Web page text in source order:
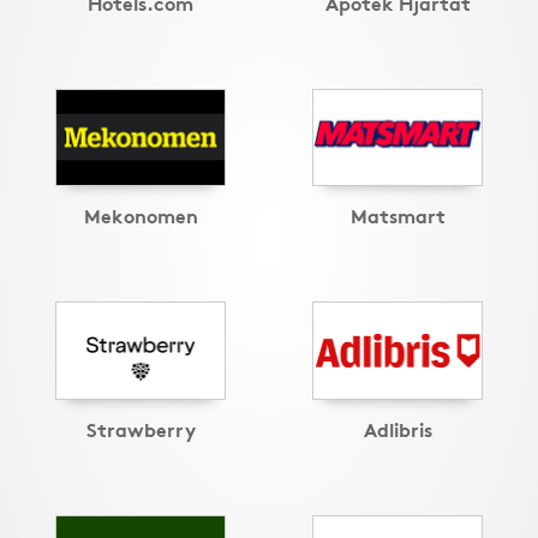
Mekonomen Matsmart
Strawberry Adlibris